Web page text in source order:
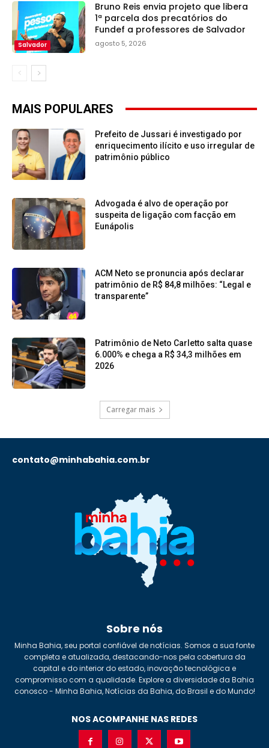
Salvador
Bruno Reis envia projeto que libera
1ª parcela dos precatórios do
Fundef a professores de Salvador
agosto 5, 2026
MAIS POPULARES
Prefeito de Jussari é investigado por
enriquecimento ilícito e uso irregular de
patrimônio público
Advogada é alvo de operação por
suspeita de ligação com facção em
Eunápolis
ACM Neto se pronuncia após declarar
patrimônio de R$ 84,8 milhões: “Legal e
transparente”
Patrimônio de Neto Carletto salta quase
6.000% e chega a R$ 34,3 milhões em
2026
Carregar mais
contato@minhabahia.com.br
Sobre nós
Minha Bahia, seu portal confiável de notícias. Somos a sua fonte
completa e atualizada, destacando-nos pela cobertura da
capital e do interior do estado, inovação tecnológica e
compromisso com a qualidade. Explore a diversidade da Bahia
conosco - Minha Bahia, Notícias da Bahia, do Brasil e do Mundo!
NOS ACOMPANHE NAS REDES